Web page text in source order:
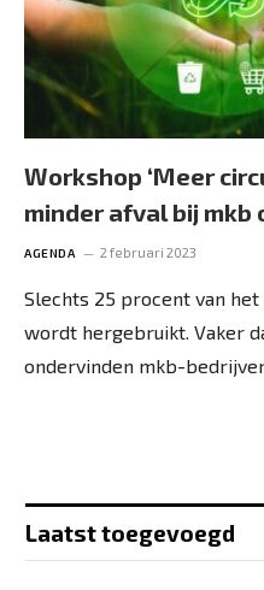
Workshop ‘Meer
minder afval bij mkb
AGENDA 2 februari 2023
Slechts 25 procent van
wordt hergebruikt. Vaker
ondervinden mkb-
Laatst toegevoegd